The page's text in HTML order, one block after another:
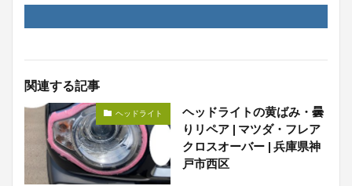
関連する記事
ヘッドライト
ヘッドライトの黄ばみ・曇
りリペア | マツダ・フレア
クロスオーバー | 兵庫県神
戸市西区